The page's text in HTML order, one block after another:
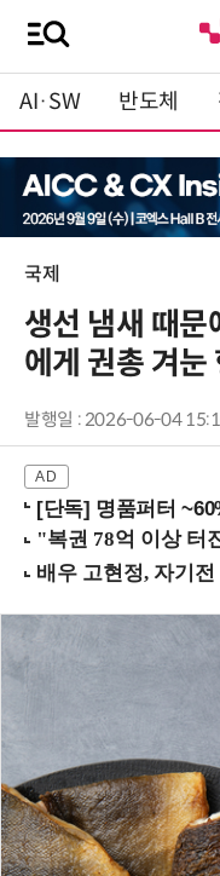
AI·SW 반도체
국제
생선 냄새 때
에게 권총 겨눈
발행일 : 2026-06-04
[단독] 명품퍼터